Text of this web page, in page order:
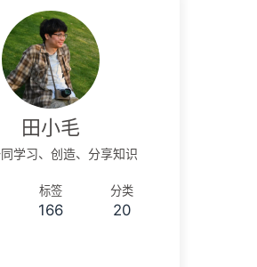
田小毛
学习、创造、分享知识
标签
166
分类
20